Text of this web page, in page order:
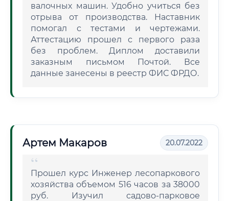
валочных машин. Удобно учиться без
отрыва от производства. Наставник
помогал с тестами и чертежами.
Аттестацию прошел с первого раза
без проблем. Диплом доставили
заказным письмом Почтой. Все
данные занесены в реестр ФИС ФРДО.
Артем Макаров 20.07.2022
Прошел курс Инженер лесопаркового
хозяйства объемом 516 часов за 38000
руб. Изучил садово-парковое